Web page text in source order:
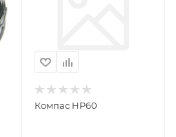
Компас HP60